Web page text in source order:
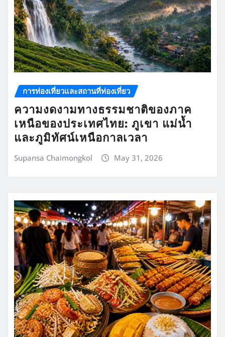
การท่องเที่ยวและสถานที่ท่องเที่ยว
ความงดงามทางธรรมชาติของภาค
เหนือของประเทศไทย: ภูเขา แม่น้ำ
และภูมิทัศน์เหนือกาลเวลา
Supansa Chaimongkol May 31, 2026